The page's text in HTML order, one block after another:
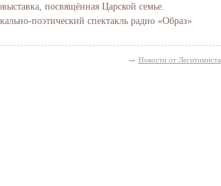
посвящённая Царской семье.
поэтический спектакль радио «Образ»
→ Новости от Легитимиста